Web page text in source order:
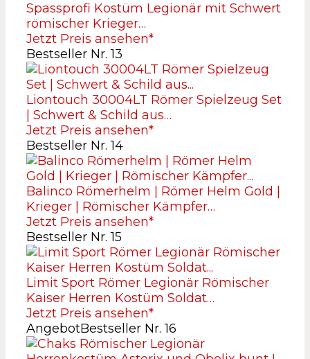
Spassprofi Kostüm Legionär mit Schwert
römischer Krieger…
Jetzt Preis ansehen*
Bestseller Nr. 13
Liontouch 30004LT Römer Spielzeug Set
| Schwert & Schild aus…
Jetzt Preis ansehen*
Bestseller Nr. 14
Balinco Römerhelm | Römer Helm Gold |
Krieger | Römischer Kämpfer…
Jetzt Preis ansehen*
Bestseller Nr. 15
Limit Sport Römer Legionär Römischer
Kaiser Herren Kostüm Soldat…
Jetzt Preis ansehen*
AngebotBestseller Nr. 16